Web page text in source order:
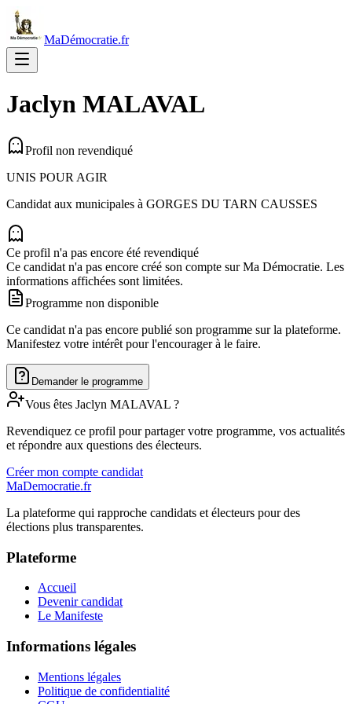
MaDémocratie.fr
Jaclyn MALAVAL
Profil non revendiqué
UNIS POUR AGIR
Candidat aux municipales à GORGES DU TARN CAUSSES
Ce profil n'a pas encore été revendiqué
Ce candidat n'a pas encore créé son compte sur Ma Démocratie. Les
informations affichées sont limitées.
Programme non disponible
Ce candidat n'a pas encore publié son programme sur la plateforme.
Manifestez votre intérêt pour l'encourager à le faire.
Demander le programme
Vous êtes Jaclyn MALAVAL ?
Revendiquez ce profil pour partager votre programme, vos actualités
et répondre aux questions des électeurs.
Créer mon compte candidat
MaDemocratie.fr
La plateforme qui rapproche candidats et électeurs pour des
élections plus transparentes.
Plateforme
Accueil
Devenir candidat
Le Manifeste
Informations légales
Mentions légales
Politique de confidentialité